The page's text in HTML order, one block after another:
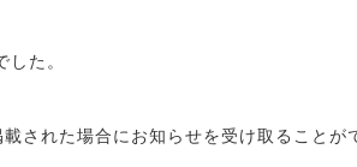
た。
された場合にお知らせを受け取ることが